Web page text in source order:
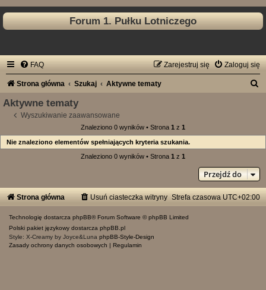
Forum 1. Pułku Lotniczego
FAQ Zaloguj się
Zarejestruj się
Strona główna Szukaj Aktywne tematy
Aktywne tematy
Wyszukiwanie zaawansowane
Znaleziono 0 wyników • Strona 1 z 1
Nie znaleziono elementów spełniających kryteria szukania.
Znaleziono 0 wyników • Strona 1 z 1
Przejdź do
Strona główna Strefa czasowa UTC+02:00
Usuń ciasteczka witryny
Technologię dostarcza phpBB® Forum Software © phpBB Limited
Polski pakiet językowy dostarcza phpBB.pl
Style: X-Creamy by Joyce&Luna phpBB-Style-Design
Zasady ochrony danych osobowych | Regulamin